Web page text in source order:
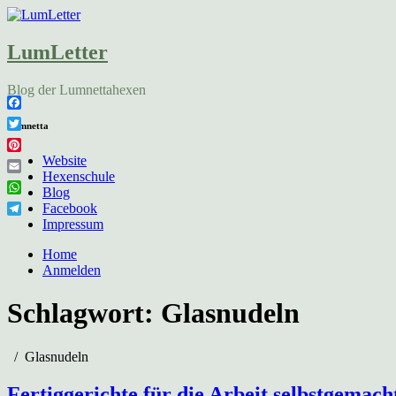
LumLetter
Blog der Lumnettahexen
Lumnetta
Website
Hexenschule
Blog
Facebook
Impressum
Home
Anmelden
Schlagwort: Glasnudeln
Glasnudeln
Facebook
Twitter
Pinterest
Email
WhatsApp
Telegram